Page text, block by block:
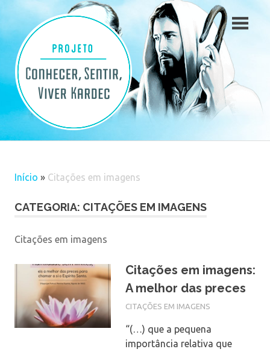
content
Início » Citações em imagens
CATEGORIA: CITAÇÕES EM IMAGENS
Citações em imagens
Citações em imagens:
A melhor das preces
CITAÇÕES EM IMAGENS
“(…) que a pequena
importância relativa que